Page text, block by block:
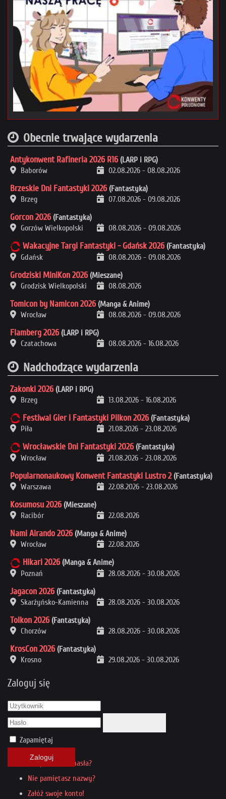
Obecnie trwające wydarzenia
Antykonwent Rafineria 2026 R16 (LARP i RPG)
Baborów
02.08.2026 - 08.08.2026
Brzeskie Dni Fantastyki 2026 (Fantastyka)
Brzeg
07.08.2026 - 09.08.2026
Gorcon 2026 (Fantastyka)
Gorzów Wielkopolski
08.08.2026 - 09.08.2026
Wakacyjne Targi Fantastyki - Gdańsk 2026 (Fantastyka)
Gdańsk
08.08.2026 - 09.08.2026
Grodziski MiniKon 2026 (Mieszane)
Grodzisk Wielkopolski
08.08.2026
Tomicon by Namicon 2026 (Manga & Anime)
Wrocław
08.08.2026 - 09.08.2026
Flamberg 2026 (LARP i RPG)
Czatachowa
08.08.2026 - 16.08.2026
Nadchodzące wydarzenia
Zakonki 2026 (LARP i RPG)
Brzeg
13.08.2026 - 16.08.2026
Festiwal Gier i Fantastyki Pilkon 2026 (Fantastyka)
Piła
21.08.2026 - 23.08.2026
Wrocławskie Dni Fantastyki 2026 (Fantastyka)
Wrocław
21.08.2026 - 23.08.2026
Popularnonaukowy Konwent Fantastyki Lustro 2 (Fantastyka)
Warszawa
22.08.2026 - 23.08.2026
Kosumosu 2026 (Mieszane)
Racibór
22.08.2026
Nami Airando 2026 (Manga & Anime)
Wrocław
22.08.2026
Hikari 2026 (Manga & Anime)
Poznań
28.08.2026 - 30.08.2026
Jagacon 2026 (Fantastyka)
Skarżyńsko-Kamienna
28.08.2026 - 30.08.2026
Tolkon 2026 (Fantastyka)
Chorzów
28.08.2026 - 30.08.2026
KrosCon 2026 (Fantastyka)
Krosno
29.08.2026 - 30.08.2026
Zaloguj się
Zapamiętaj
Zaloguj
Nie pamiętasz hasła?
Nie pamiętasz nazwy?
Załóż swoje konto!